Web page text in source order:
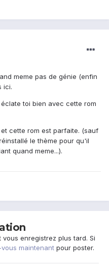
meme pas de génie (enfin
ici.
toi bien avec cette rom
et cette rom est parfaite. (sauf
le thème pour qu'il
quand meme...).
enregistrez plus tard. Si
maintenant pour poster.